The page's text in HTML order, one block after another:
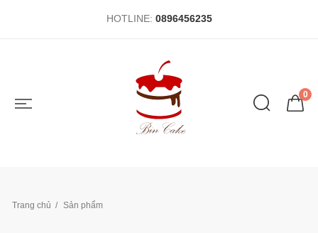
HOTLINE: 0896456235
0
Trang chủ Sản phẩm